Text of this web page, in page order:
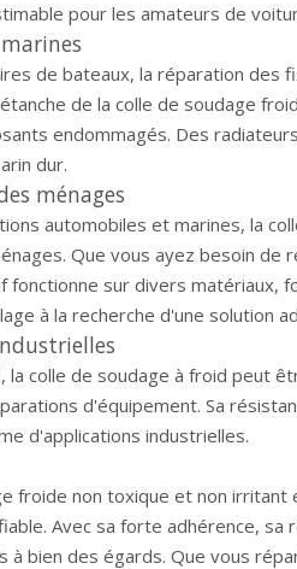
pour les amateurs de
de bateaux, la réparation
de la colle de soudage
endommagés. Des
dur.
ménages
automobiles et marines, la
Que vous ayez besoin de
fonctionne sur divers matériaux,
à la recherche d'une solution
la colle de soudage à froid peut
d'équipement. Sa
d'applications industrielles.
froide non toxique et non
Avec sa forte adhérence,
à bien des égards. Que vous